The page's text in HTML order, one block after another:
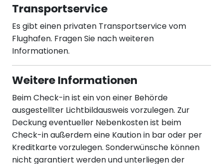
Transportservice
Es gibt einen privaten Transportservice vom
Flughafen. Fragen Sie nach weiteren
Informationen.
Weitere Informationen
Beim Check-in ist ein von einer Behörde
ausgestellter Lichtbildausweis vorzulegen. Zur
Deckung eventueller Nebenkosten ist beim
Check-in außerdem eine Kaution in bar oder per
Kreditkarte vorzulegen. Sonderwünsche können
nicht garantiert werden und unterliegen der